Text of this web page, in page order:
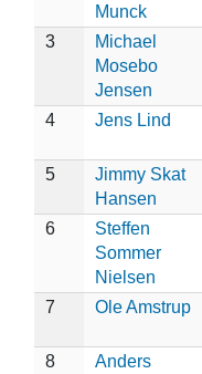
Munck
3
Michael
Mosebo
Jensen
4 Jens Lind
5
Jimmy Skat
Hansen
6
Steffen
Sommer
Nielsen
7 Ole Amstrup
8
Anders